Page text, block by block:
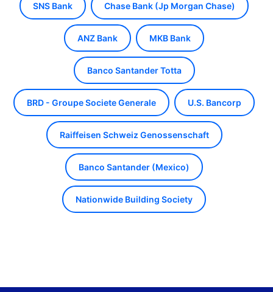
SNS Bank Chase Bank (Jp Morgan Chase)
ANZ Bank MKB Bank
Banco Santander Totta
BRD - Groupe Societe Generale U.S. Bancorp
Raiffeisen Schweiz Genossenschaft
Banco Santander (Mexico)
Nationwide Building Society